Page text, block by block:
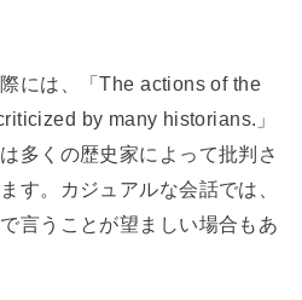
には、「The actions of the
by many historians.」
多くの歴史家によって批判さ
す。カジュアルな会話では、
言うことが望ましい場合もあ